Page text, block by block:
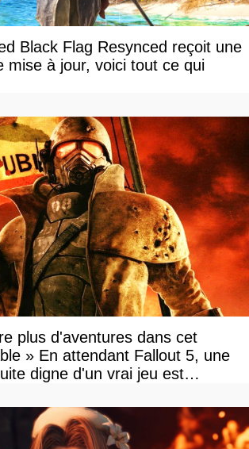
Black Flag Resynced reçoit une
mise à jour, voici tout ce qui
plus d'aventures dans cet
» En attendant Fallout 5, une
digne d'un vrai jeu est